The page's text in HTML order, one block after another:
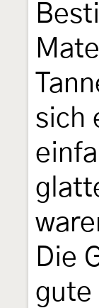
sich
Die
gute